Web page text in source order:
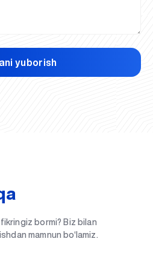
yuborish
bormi? Biz bilan
mamnun bo‘lamiz.